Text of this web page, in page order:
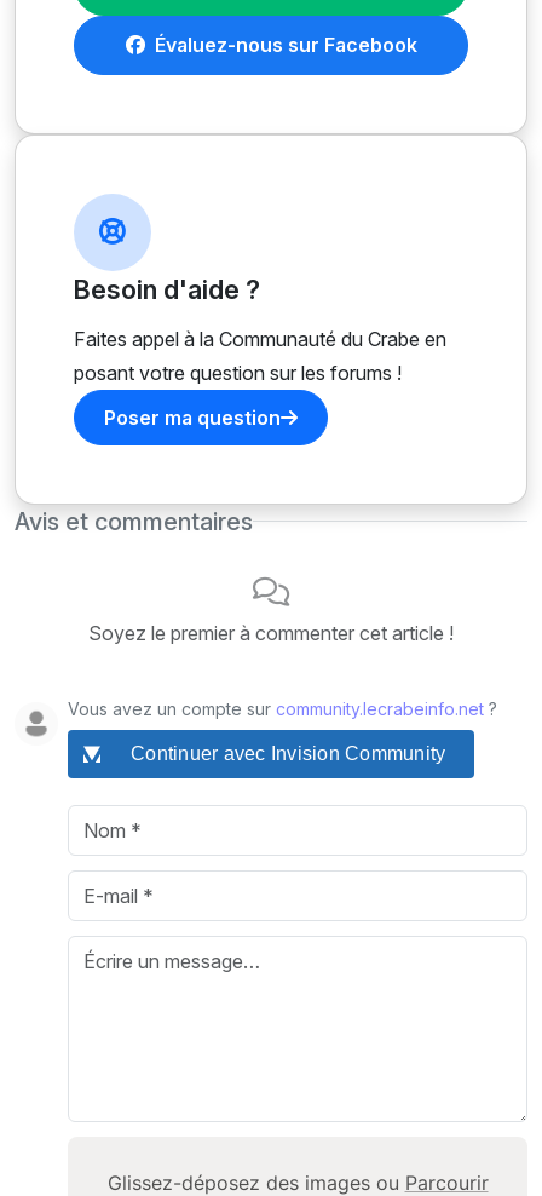
Évaluez-nous sur Facebook
Besoin d'aide ?
Faites appel à la Communauté du Crabe en
posant votre question sur les forums !
Poser ma question
Avis et commentaires
Soyez le premier à commenter cet article !
Vous avez un compte sur community.lecrabeinfo.net ?
Continuer avec Invision Community
Glissez-déposez des images ou Parcourir